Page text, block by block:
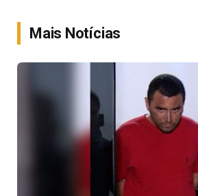
Mais Notícias